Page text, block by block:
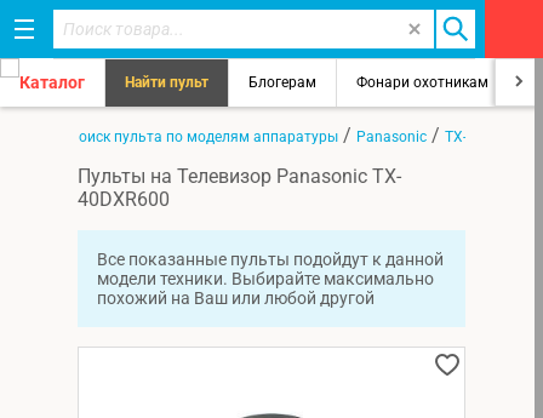
Каталог Найти пульт Блогерам Фонари охотникам
Поиск пульта по моделям аппаратуры / Panasonic / TX-40DXR600
Пульты на Телевизор Panasonic TX-
40DXR600
Все показанные пульты подойдут к данной
модели техники. Выбирайте максимально
похожий на Ваш или любой другой